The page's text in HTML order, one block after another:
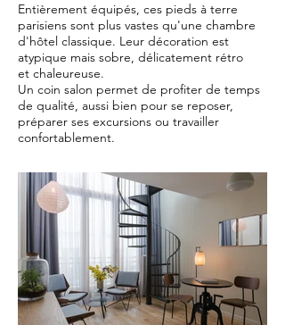
Entièrement équipés, ces pieds à terre
parisiens sont plus vastes qu'une chambre
d'hôtel classique. Leur décoration est
atypique mais sobre, délicatement rétro
et chaleureuse.
Un coin salon permet de profiter de temps
de qualité, aussi bien pour se reposer,
préparer ses excursions ou travailler
confortablement.